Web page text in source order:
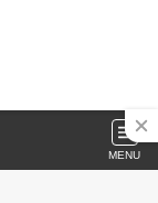
MENU